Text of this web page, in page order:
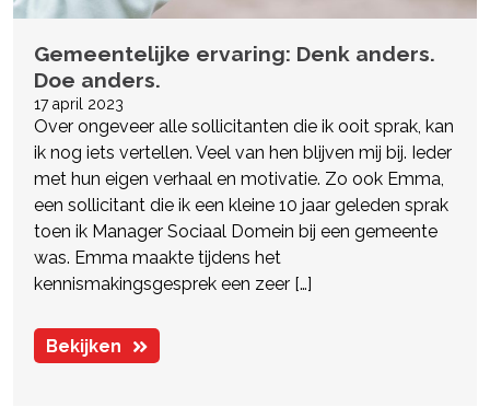
Gemeentelijke ervaring: Denk anders.
Doe anders.
17 april 2023
Over ongeveer alle sollicitanten die ik ooit sprak, kan
ik nog iets vertellen. Veel van hen blijven mij bij. Ieder
met hun eigen verhaal en motivatie. Zo ook Emma,
een sollicitant die ik een kleine 10 jaar geleden sprak
toen ik Manager Sociaal Domein bij een gemeente
was. Emma maakte tijdens het
kennismakingsgesprek een zeer […]
Bekijken